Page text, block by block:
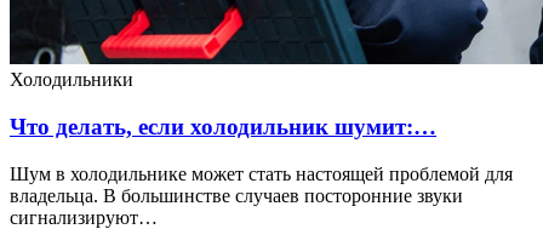
Холодильники
Что делать, если холодильник шумит:…
Шум в холодильнике может стать настоящей проблемой для
владельца. В большинстве случаев посторонние звуки
сигнализируют…